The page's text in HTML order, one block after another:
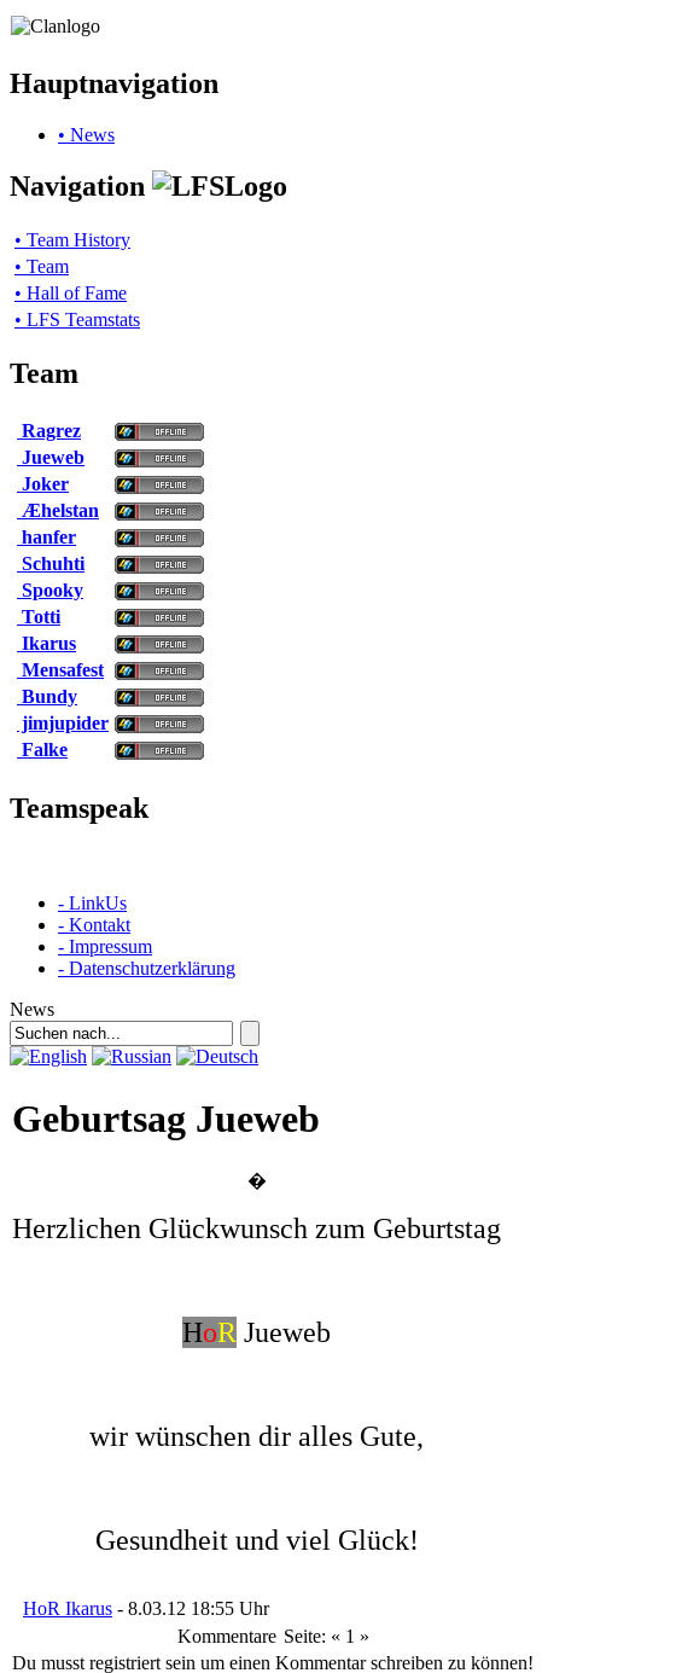
Hauptnavigation
• News
Navigation
• Team History
• Team
• Hall of Fame
• LFS Teamstats
Team
Ragrez
Jueweb
Joker
Æhelstan
hanfer
Schuhti
Spooky
Totti
Ikarus
Mensafest
Bundy
jimjupider
Falke
Teamspeak
- LinkUs
- Kontakt
- Impressum
- Datenschutzerklärung
News
Geburtsag Jueweb
�
Herzlichen Glückwunsch zum Geburtstag
HoR Jueweb
wir wünschen dir alles Gute,
Gesundheit und viel Glück!
HoR Ikarus - 8.03.12 18:55 Uhr
Kommentare Seite: « 1 »
Du musst registriert sein um einen Kommentar schreiben zu können!